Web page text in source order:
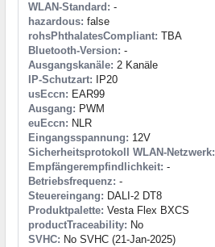
WLAN-Standard: -
hazardous: false
rohsPhthalatesCompliant: TBA
Bluetooth-Version: -
Ausgangskanäle: 2 Kanäle
IP-Schutzart: IP20
usEccn: EAR99
Ausgang: PWM
euEccn: NLR
Eingangsspannung: 12V
Sicherheitsprotokoll WLAN-Netzwerk:
Empfängerempfindlichkeit: -
Betriebsfrequenz: -
Steuereingang: DALI-2 DT8
Produktpalette: Vesta Flex BXCS
productTraceability: No
SVHC: No SVHC (21-Jan-2025)